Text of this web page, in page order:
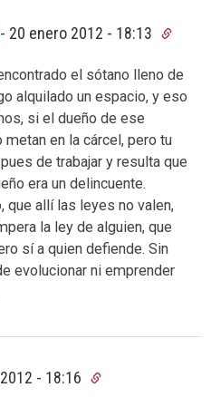
- 20 enero 2012 - 18:13
el sótano lleno de
alquilado un espacio, y eso
si el dueño de ese
en la cárcel, pero tu
de trabajar y resulta que
era un delincuente.
que allí las leyes no valen,
la ley de alguien, que
sí a quien defiende. Sin
evolucionar ni emprender
- 18:16